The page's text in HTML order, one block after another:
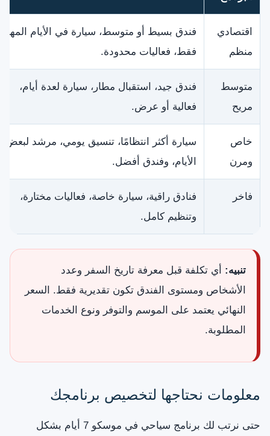
اقتصادي
منظم
فندق بسيط أو متوسط، سيارة في الأيام
فقط، فعاليات محدودة.
متوسط
مريح
فندق جيد، استقبال مطار، سيارة لعدة أيام،
فعالية أو عرض.
خاص
ومرن
سيارة أكثر انتظامًا، تنسيق يومي، مرشد لبعض
الأيام، وفندق أفضل.
فاخر
فنادق راقية، سيارة خاصة، فعاليات مختارة،
وتنظيم كامل.
تنبيه: أي تكلفة قبل معرفة تاريخ السفر وعدد
الأشخاص ومستوى الفندق تكون تقديرية فقط. السعر
النهائي يعتمد على الموسم والتوفر ونوع الخدمات
المطلوبة.
معلومات نحتاجها لتخصيص برنامجك
حتى نرتب لك برنامج سياحي في موسكو 7 أيام بشكل